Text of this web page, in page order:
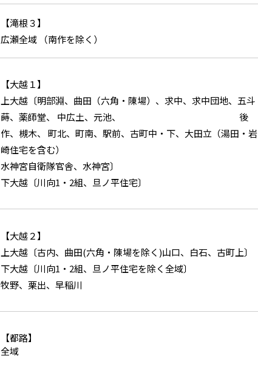
【滝根３】
広瀬全域 （南作を除く）
【大越１】
上大越〔明部淵、曲田（六角・陳場）、求中、求中団地、五斗
蒔、薬師堂、 中広土、元池、 後
作、槻木、 町北、町南、駅前、古町中・下、大田立（湯田・岩
崎住宅を含む）
水神宮自衛隊官舎、水神宮〕
下大越〔川向1・2組、旦ノ平住宅〕
【大越２】
上大越〔古内、曲田(六角・陳場を除く)山口、白石、古町上〕
下大越〔川向1・2組、旦ノ平住宅を除く全域〕
牧野、栗出、早稲川
【都路】
全域